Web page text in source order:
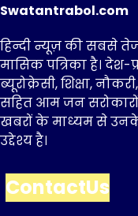
Swatantrabol.com
हिन्दी न्यूज़ की सबसे
मासिक पत्रिका है।
ब्यूरोक्रेसी, शिक्षा,
सहित आम जन
खबरों के माध्यम से
उद्देश्य है।
ContactUs